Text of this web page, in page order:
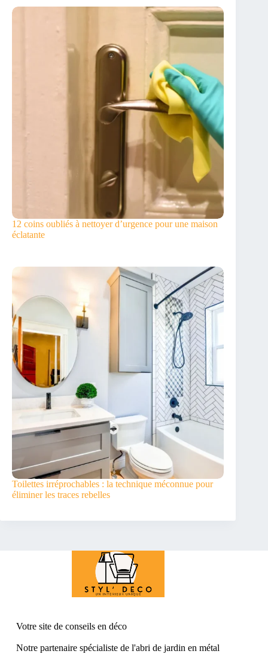
12 coins oubliés à nettoyer d’urgence pour une maison
éclatante
Toilettes irréprochables : la technique méconnue pour
éliminer les traces rebelles
Votre site de conseils en déco
Notre partenaire spécialiste de l'abri de jardin en métal